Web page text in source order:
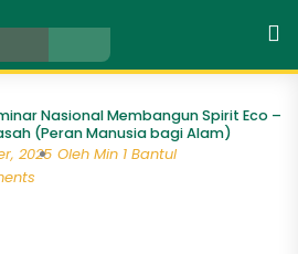
Nasional Membangun Spirit Eco –
(Peran Manusia bagi Alam)
2025 Oleh Min 1 Bantul